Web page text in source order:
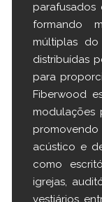
parafusados
formando
múltiplas
distribuídas
para
Fiberwood
modulações
acústico e
como
igrejas,
vestiários,